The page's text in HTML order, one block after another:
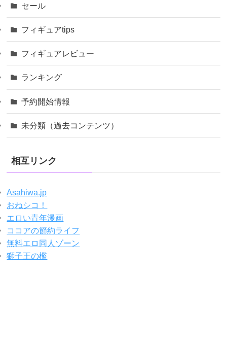
セール
フィギュアtips
フィギュアレビュー
ランキング
予約開始情報
未分類（過去コンテンツ）
相互リンク
Asahiwa.jp
おねシコ！
エロい青年漫画
ココアの節約ライフ
無料エロ同人ゾーン
獅子王の檻